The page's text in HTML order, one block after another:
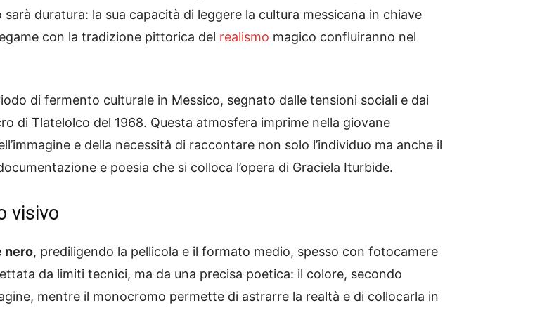
sarà duratura: la sua capacità di leggere la cultura messicana in chiave
con la tradizione pittorica del realismo magico confluiranno nel
di fermento culturale in Messico, segnato dalle tensioni sociali e dai
di Tlatelolco del 1968. Questa atmosfera imprime nella giovane
e della necessità di raccontare non solo l’individuo ma anche il
e poesia che si colloca l’opera di Graciela Iturbide.
visivo
nero, prediligendo la pellicola e il formato medio, spesso con fotocamere
da limiti tecnici, ma da una precisa poetica: il colore, secondo
mentre il monocromo permette di astrarre la realtà e di collocarla in